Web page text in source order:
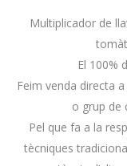
Multiplicador de
El 100%
Feim venda directa
o grup de
Pel que fa a la
tècniques